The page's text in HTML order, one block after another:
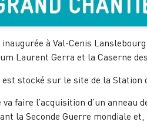
à Val-Cenis
Laurent Gerra et la Caserne
stocké sur le site de la Station
faire l’acquisition d’un
la Seconde Guerre mondiale